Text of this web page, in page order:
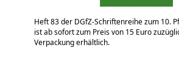
Heft 83 der DGfZ-Schriftenreihe zum 10.
ist ab sofort zum Preis von 15 Euro
Verpackung erhältlich.